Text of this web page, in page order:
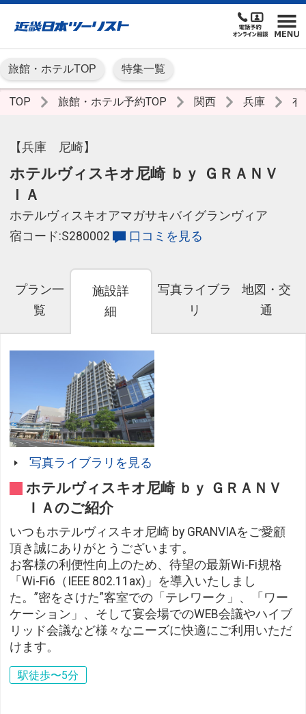
旅館・ホテルTOP 特集一覧
TOP 旅館・ホテル予約TOP 関西 兵庫 有
【兵庫 尼崎】
ホテルヴィスキオ尼崎 ｂｙ ＧＲＡＮＶ
ＩＡ
ホテルヴィスキオアマガサキバイグランヴィア
宿コード:S280002
口コミを見る
プラン一
覧
施設詳
細
写真ライブラ
リ
地図・交
通
写真ライブラリを見る
ホテルヴィスキオ尼崎 ｂｙ ＧＲＡＮＶ
ＩＡのご紹介
いつもホテルヴィスキオ尼崎 by GRANVIAをご愛顧
頂き誠にありがとうございます。
お客様の利便性向上のため、待望の最新Wi-Fi規格
「Wi-Fi6（IEEE 802.11ax)」を導入いたしまし
た。”密をさけた”客室での「テレワーク」、「ワー
ケーション」、そして宴会場でのWEB会議やハイブ
リッド会議など様々なニーズに快適にご利用いただ
けます。
駅徒歩〜5分